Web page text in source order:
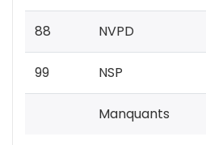
88 NVPD
99 NSP
Manquants